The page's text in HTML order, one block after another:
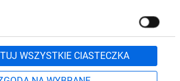
WSZYSTKIE CIASTECZKA
500 700 lub
71 37 61 600